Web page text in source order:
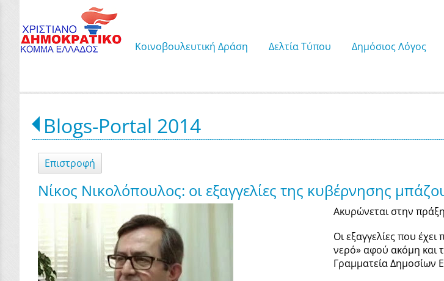
Κοινοβουλευτική Δράση Δελτία Τύπου Δημόσιος Λόγος
Blogs-Portal 2014
Επιστροφή
Νίκος Νικολόπουλος: οι εξαγγελίες της κυβέρνησης
Ακυρώνεται στην
Οι εξαγγελίες που
νερό» αφού ακόμη και
Γραμματεία Δημοσίων